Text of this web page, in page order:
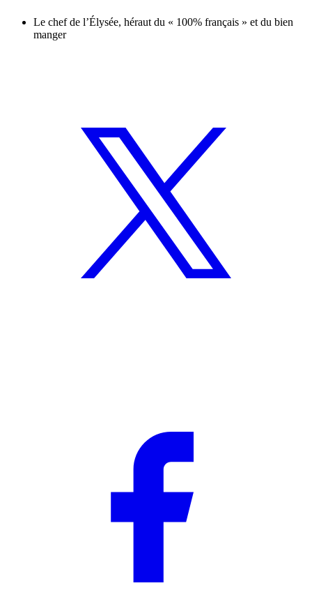
Le chef de l’Élysée, héraut du « 100% français » et du bien
manger